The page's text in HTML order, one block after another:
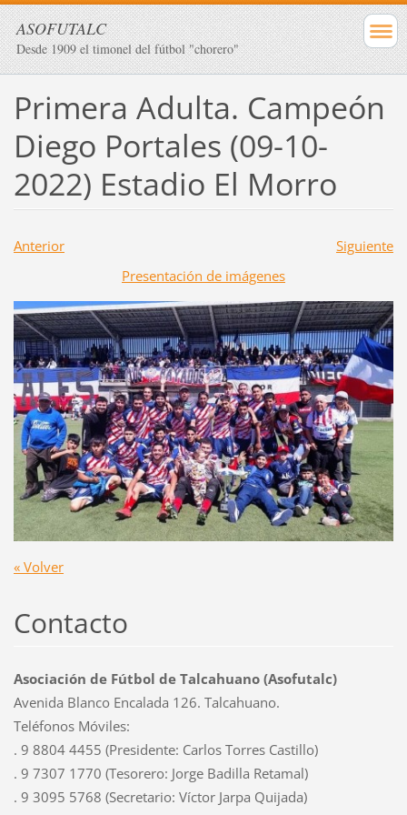
ASOFUTALC
Desde 1909 el timonel del fútbol "chorero"
Primera Adulta. Campeón
Diego Portales (09-10-
2022) Estadio El Morro
Anterior
Siguiente
Presentación de imágenes
« Volver
Contacto
Asociación de Fútbol de Talcahuano (Asofutalc)
Avenida Blanco Encalada 126. Talcahuano.
Teléfonos Móviles:
. 9 8804 4455 (Presidente: Carlos Torres Castillo)
. 9 7307 1770 (Tesorero: Jorge Badilla Retamal)
. 9 3095 5768 (Secretario: Víctor Jarpa Quijada)